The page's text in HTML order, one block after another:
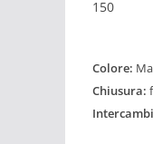
Colore:
Chiusura: